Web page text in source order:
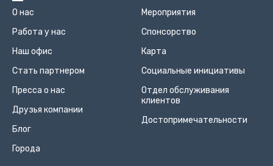
О нас
Работа у нас
Наш офис
Стать партнером
Пресса о нас
Друзья компании
Блог
Города
Мероприятия
Спонсорство
Карта
Социальные инициативы
Отдел обслуживания
клиентов
Достопримечательности